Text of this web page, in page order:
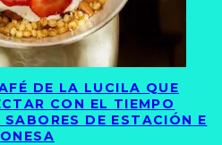
DE LA LUCILA QUE
CON EL TIEMPO
SABORES DE ESTACIÓN E